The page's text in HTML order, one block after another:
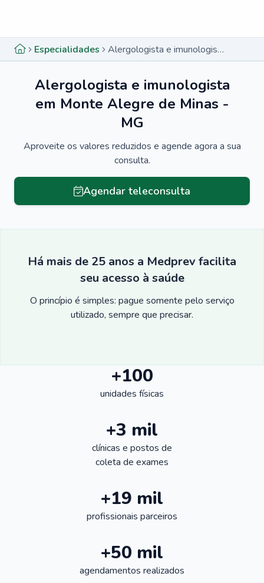
Especialidades Alergologista e imunologista em Monte Alegre de Minas - MG
Alergologista e imunologista
em Monte Alegre de Minas -
MG
Aproveite os valores reduzidos e agende agora a sua
consulta.
Agendar teleconsulta
Há mais de 25 anos a Medprev facilita
seu acesso à saúde
O princípio é simples: pague somente pelo serviço
utilizado, sempre que precisar.
+100
unidades físicas
+3 mil
clínicas e postos de
coleta de exames
+19 mil
profissionais parceiros
+50 mil
agendamentos realizados